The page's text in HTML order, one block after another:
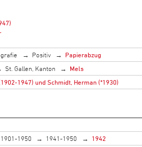
Positiv
Papierabzug
St. Gallen, Kanton
Mels
1947) und Schmidt, Herman (*1930)
1901-1950 1941-1950
1942